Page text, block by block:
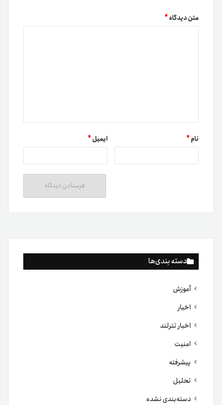
دسته بندی‌ها
آموزش
اخبار
اخبار تترلند
امنیت
پیشرفته
تحلیل
دسته‌بندی نشده
متن دیدگاه*
نام* ایمیل*